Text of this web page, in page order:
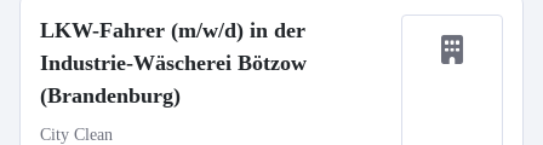
LKW-Fahrer (m/w/d) in der
Industrie-Wäscherei Bötzow
(Brandenburg)
City Clean